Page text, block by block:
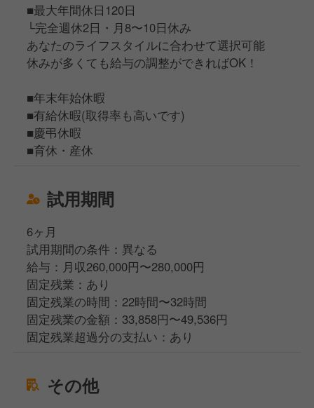
■最大年間休日120日
└完全週休2日・月8〜10日休み
あなたのライフスタイルに合わせて選択可能
休みが多くても給与の調整ができればOK！
■年末年始休暇
■有給休暇(取得率も高いです)
■慶弔休暇
■育休・産休
試用期間
6ヶ月
試用期間の条件：異なる
給与：月収260,000円〜280,000円
固定残業：あり
固定残業の時間：22時間〜32時間
固定残業の金額：33,858円〜49,536円
固定残業超過分の支払い：あり
その他